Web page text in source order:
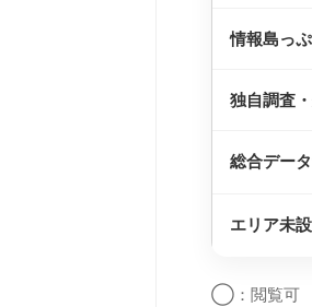
情報島っぷ
独自調査
総合デー
エリア未
◯：閲覧可